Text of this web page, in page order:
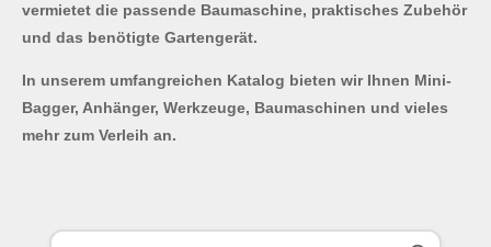
vermietet die passende Baumaschine, praktisches Zubehör
und das benötigte Gartengerät.
In unserem umfangreichen Katalog bieten wir Ihnen Mini-
Bagger, Anhänger, Werkzeuge, Baumaschinen und vieles
mehr zum Verleih an.